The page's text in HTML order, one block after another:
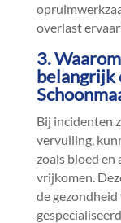
overlast
3.​
belangrijk
Bij incidenten
vervuiling,
zoals bloed en
vrijkomen.​
de gezondheid